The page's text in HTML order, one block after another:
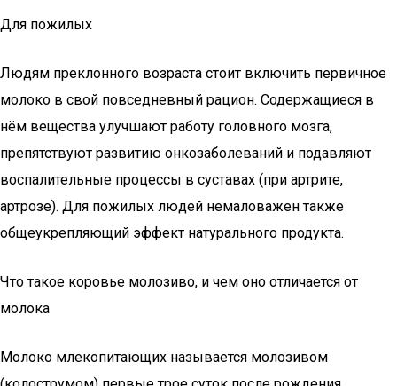
Для пожилых
Людям преклонного возраста стоит включить первичное
молоко в свой повседневный рацион. Содержащиеся в
нём вещества улучшают работу головного мозга,
препятствуют развитию онкозаболеваний и подавляют
воспалительные процессы в суставах (при артрите,
артрозе). Для пожилых людей немаловажен также
общеукрепляющий эффект натурального продукта.
Что такое коровье молозиво, и чем оно отличается от
молока
Молоко млекопитающих называется молозивом